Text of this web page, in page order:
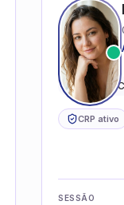
Psicologia
CRP ativo
SESSÃO